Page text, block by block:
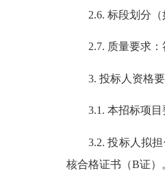
2.6. 标段划分（
2.7. 质量要求：
3. 投标人资格要
3.1. 本招标项目
3.2. 投标人拟担
核合格证书（B证）